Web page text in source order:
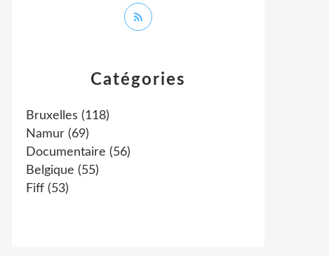
Catégories
Bruxelles (118)
Namur (69)
Documentaire (56)
Belgique (55)
Fiff (53)